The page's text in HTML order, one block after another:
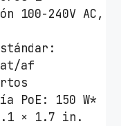
100-240V AC,
af
PoE: 150 W*
× 1.7 in.